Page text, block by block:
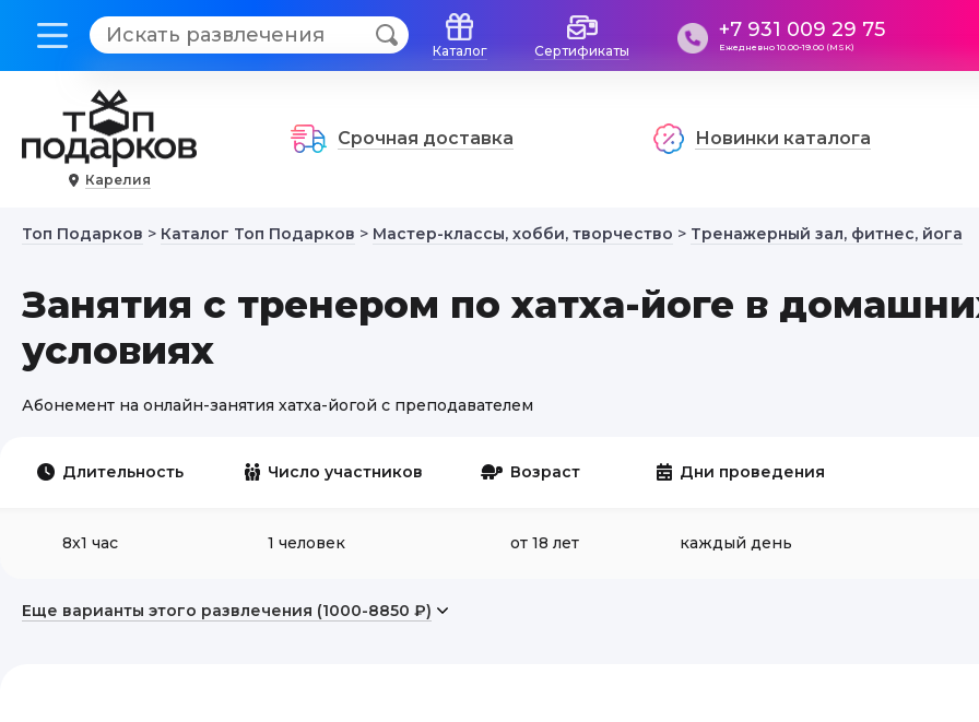
Каталог Сертификаты
+7 931 009 29 75
Ежедневно 10.00-19.00 (MSK)
Карелия
Срочная доставка Новинки каталога
Топ Подарков > Каталог Топ Подарков > Мастер-классы, хобби, творчество > Тренажерный зал, фитнес, йога
Занятия с тренером по хатха-йоге в
условиях
Абонемент на онлайн-занятия хатха-йогой с преподавателем
Длительность Число участников Возраст Дни проведения
8х1 час 1 человек от 18 лет каждый день
Еще варианты этого развлечения (1000-8850 ₽)